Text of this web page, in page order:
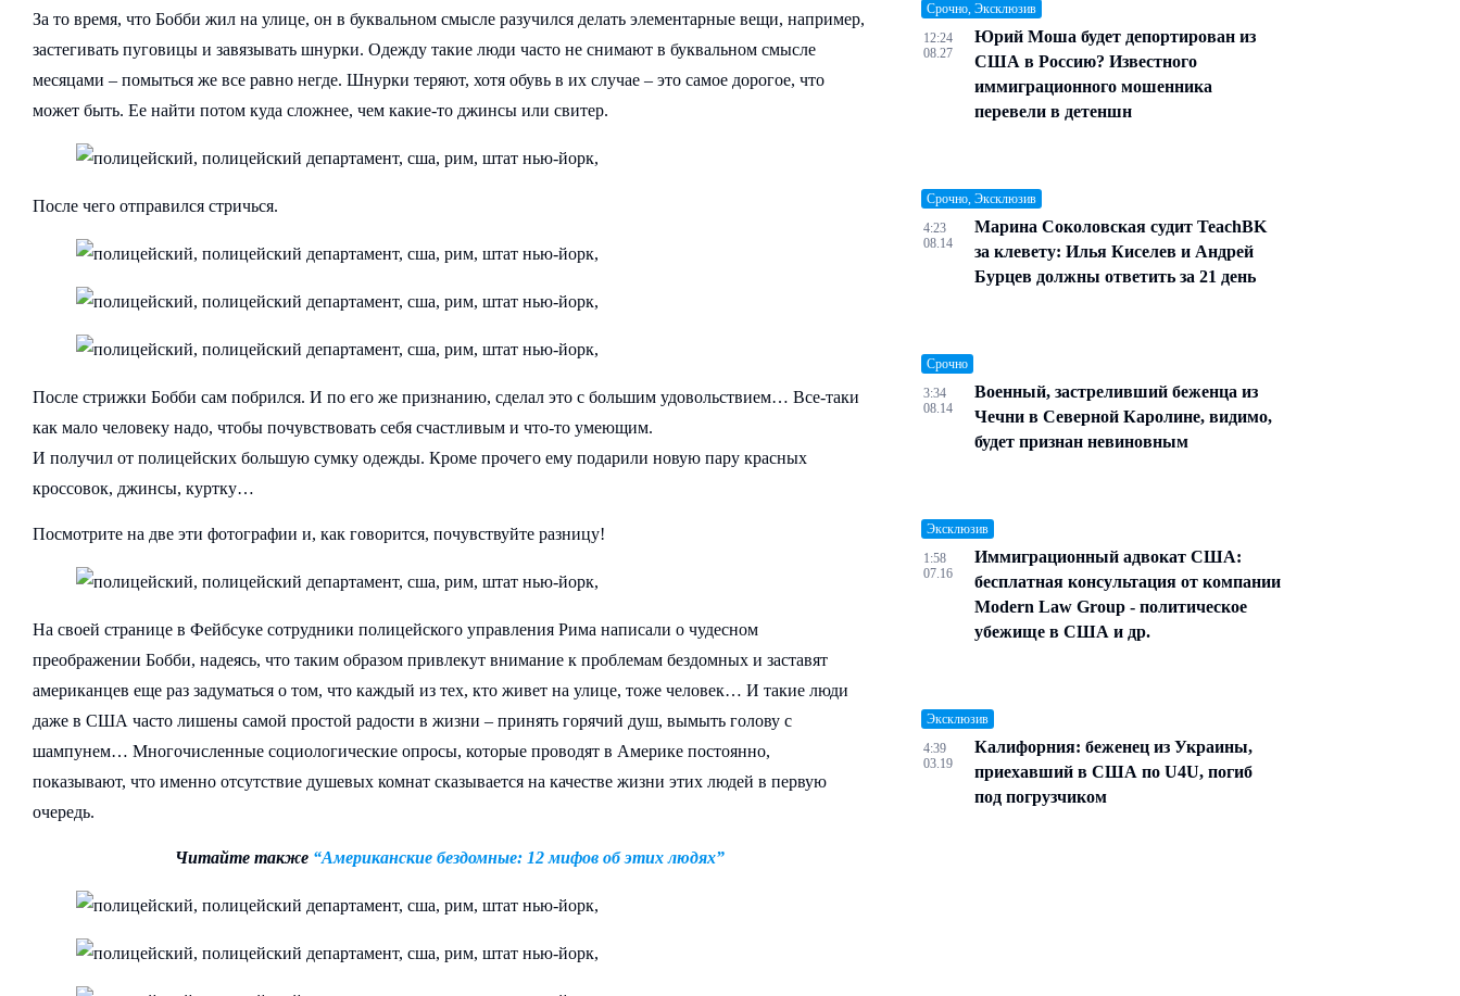
За то время, что Бобби жил на улице, он в буквальном смысле разучился делать элементарные вещи, например,
застегивать пуговицы и завязывать шнурки. Одежду такие люди часто не снимают в буквальном смысле
месяцами – помыться же все равно негде. Шнурки теряют, хотя обувь в их случае – это самое дорогое, что
может быть. Ее найти потом куда сложнее, чем какие-то джинсы или свитер.
После чего отправился стричься.
После стрижки Бобби сам побрился. И по его же признанию, сделал это с большим удовольствием… Все-таки
как мало человеку надо, чтобы почувствовать себя счастливым и что-то умеющим.
И получил от полицейских большую сумку одежды. Кроме прочего ему подарили новую пару красных
кроссовок, джинсы, куртку…
Посмотрите на две эти фотографии и, как говорится, почувствуйте разницу!
На своей странице в Фейбсуке сотрудники полицейского управления Рима написали о чудесном
преображении Бобби, надеясь, что таким образом привлекут внимание к проблемам бездомных и заставят
американцев еще раз задуматься о том, что каждый из тех, кто живет на улице, тоже человек… И такие люди
даже в США часто лишены самой простой радости в жизни – принять горячий душ, вымыть голову с
шампунем… Многочисленные социологические опросы, которые проводят в Америке постоянно,
показывают, что именно отсутствие душевых комнат сказывается на качестве жизни этих людей в первую
очередь.
Читайте также “Американские бездомные: 12 мифов об этих людях”
Срочно, Эксклюзив
12:24
08.27
Юрий Моша будет депортирован из
США в Россию? Известного
иммиграционного мошенника
перевели в детеншн
Срочно, Эксклюзив
4:23
08.14
Марина Соколовская судит TeachBK
за клевету: Илья Киселев и Андрей
Бурцев должны ответить за 21 день
Срочно
3:34
08.14
Военный, застреливший беженца из
Чечни в Северной Каролине, видимо,
будет признан невиновным
Эксклюзив
1:58
07.16
Иммиграционный адвокат США:
бесплатная консультация от компании
Modern Law Group - политическое
убежище в США и др.
Эксклюзив
4:39
03.19
Калифорния: беженец из Украины,
приехавший в США по U4U, погиб
под погрузчиком